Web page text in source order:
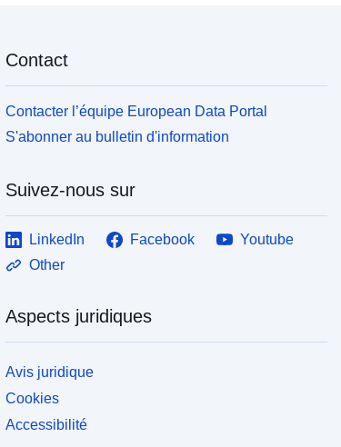
Contact
Contacter l’équipe European Data Portal
S'abonner au bulletin d'information
Suivez-nous sur
LinkedIn Facebook
Youtube
Other
Aspects juridiques
Avis juridique
Cookies
Accessibilité